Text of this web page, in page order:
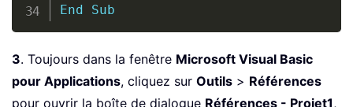
End
Sub
3. Toujours dans la fenêtre Microsoft Visual Basic
pour Applications, cliquez sur Outils > Références
pour ouvrir la boîte de dialogue Références - Projet1,